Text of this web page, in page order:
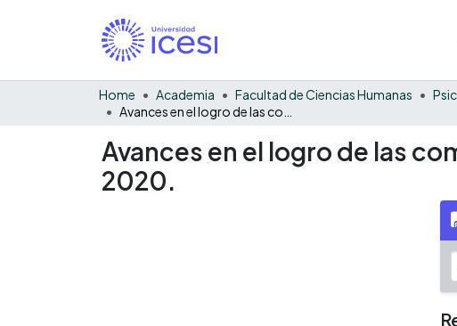
Home Academia Facultad de Ciencias Humanas
Avances en el logro de las
2020.